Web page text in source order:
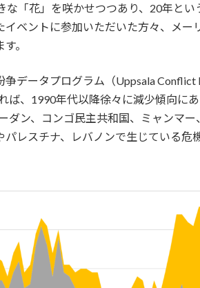
「花」を咲かせつつあり、20年と
ベントに参加いただいた方々、メー
。
データプログラム（Uppsala
ば、1990年代以降徐々に減少傾向に
ン、コンゴ民主共和国、ミャンマ
レスチナ、レバノンで生じている危